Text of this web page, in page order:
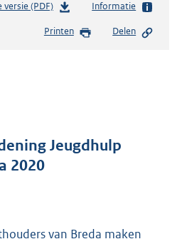
(PDF)b
s
r
:
Informatie
Printen Delen
Jeugdhulp
2020
van Breda maken